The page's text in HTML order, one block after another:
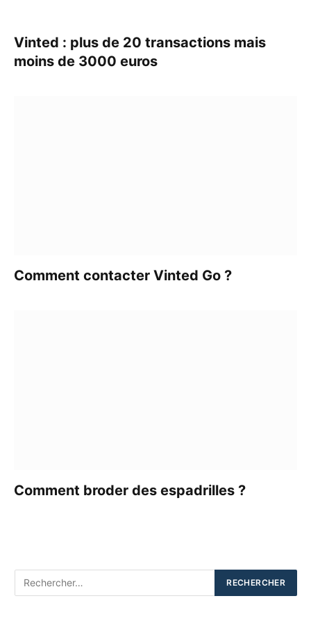
Vinted : plus de 20 transactions mais
moins de 3000 euros​
Comment contacter Vinted Go ?
Comment broder des espadrilles ?